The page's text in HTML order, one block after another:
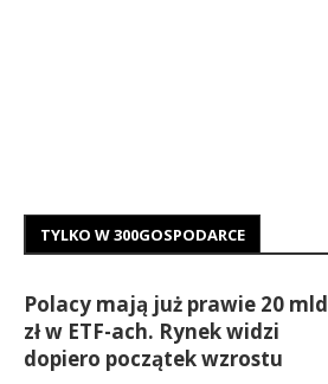
TYLKO W 300GOSPODARCE
Polacy mają już prawie 20 mld
zł w ETF-ach. Rynek widzi
dopiero początek wzrostu